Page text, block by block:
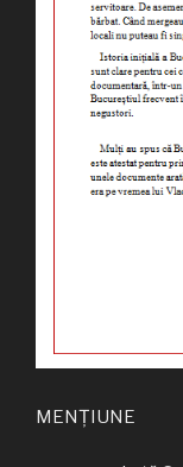
MENȚIUNE